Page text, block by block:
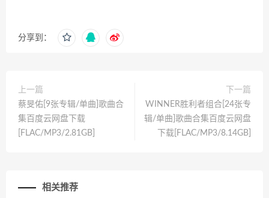
分享到：
上一篇
蔡旻佑[9张专辑/单曲]歌曲合
集百度云网盘下载
[FLAC/MP3/2.81GB]
下一篇
WINNER胜利者组合[24张专
辑/单曲]歌曲合集百度云网盘
下载[FLAC/MP3/8.14GB]
相关推荐